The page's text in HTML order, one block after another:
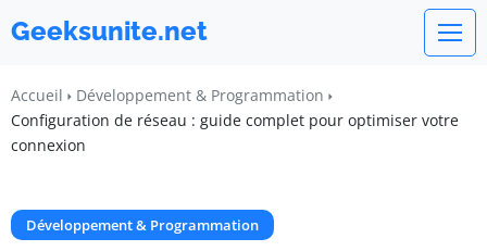
Geeksunite.net
Accueil
Développement & Programmation
Configuration de réseau : guide complet pour optimiser votre
connexion
Développement & Programmation